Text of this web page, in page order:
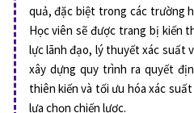
quả, đặc biệt trong các trường
Học viên sẽ được trang bị kiến
lực lãnh đạo, lý thuyết xác suất
xây dựng quy trình ra quyết
thiên kiến và tối ưu hóa xác
lựa chọn chiến lược.